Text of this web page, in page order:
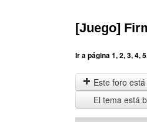
[Juego]
Ir a página1,2,3,4,5
Este foro
El tema está